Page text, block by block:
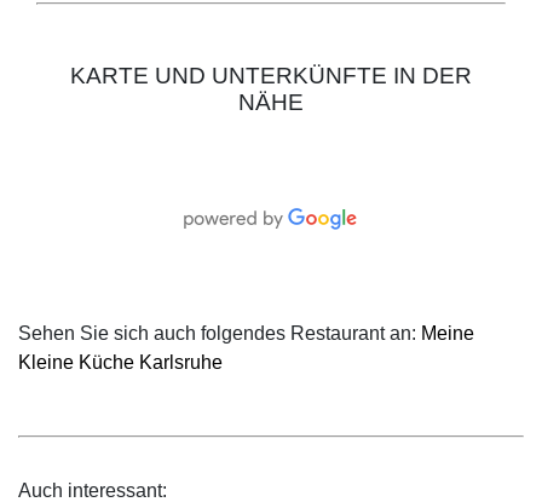
KARTE UND UNTERKÜNFTE IN DER
NÄHE
Sehen Sie sich auch folgendes Restaurant an: Meine
Kleine Küche Karlsruhe
Auch interessant: